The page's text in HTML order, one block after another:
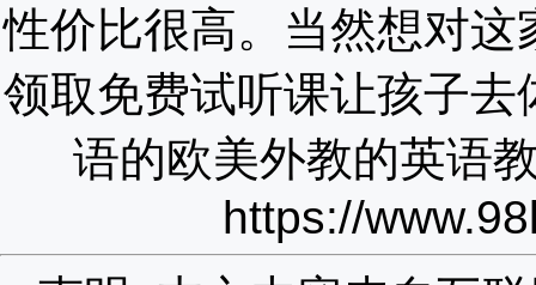
性价比很高。当然想对
领取免费试听课让孩子
语的欧美外教的英语
https://